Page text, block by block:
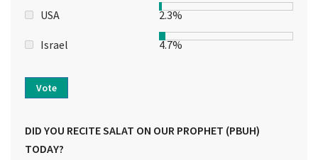
USA 2.3%
Israel 4.7%
Vote
DID YOU RECITE SALAT ON OUR PROPHET (PBUH)
TODAY?